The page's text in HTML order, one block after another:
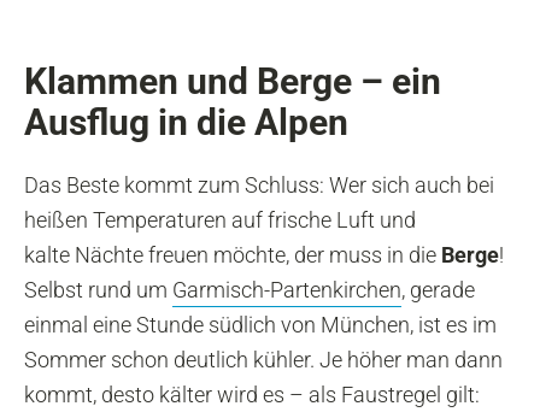
Klammen und Berge – ein
Ausflug in die Alpen
Das Beste kommt zum Schluss: Wer sich auch bei
heißen Temperaturen auf frische Luft und
kalte Nächte freuen möchte, der muss in die Berge!
Selbst rund um Garmisch-Partenkirchen, gerade
einmal eine Stunde südlich von München, ist es im
Sommer schon deutlich kühler. Je höher man dann
kommt, desto kälter wird es – als Faustregel gilt: